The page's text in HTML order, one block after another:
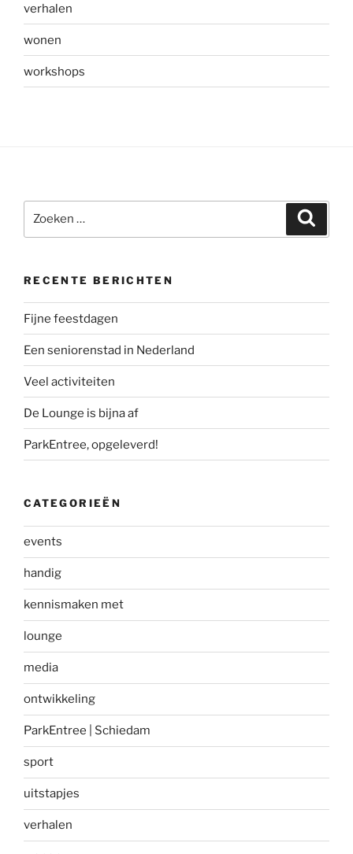
verhalen
wonen
workshops
naar:
RECENTE BERICHTEN
Fijne feestdagen
Een seniorenstad in Nederland
Veel activiteiten
De Lounge is bijna af
ParkEntree, opgeleverd!
CATEGORIEËN
events
handig
kennismaken met
lounge
media
ontwikkeling
ParkEntree | Schiedam
sport
uitstapjes
verhalen